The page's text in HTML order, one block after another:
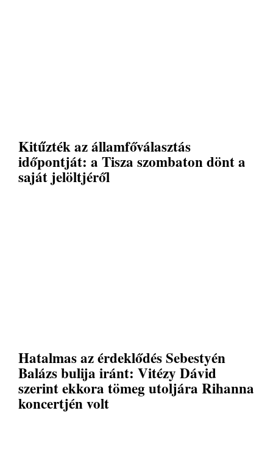
Kitűzték az államfőválasztás
időpontját: a Tisza szombaton dönt a
saját jelöltjéről
Hatalmas az érdeklődés Sebestyén
Balázs bulija iránt: Vitézy Dávid
szerint ekkora tömeg utoljára Rihanna
koncertjén volt